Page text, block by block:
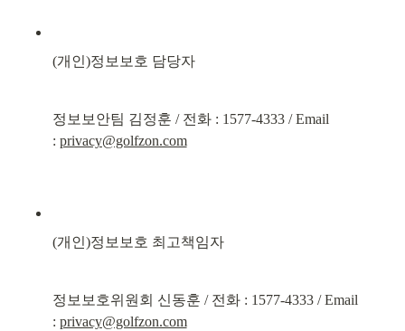
(개인)정보보호 담당자
정보보안팀 김정훈 / 전화 : 1577-4333 / Email
: privacy@golfzon.com
(개인)정보보호 최고책임자
정보보호위원회 신동훈 / 전화 : 1577-4333 / Email
: privacy@golfzon.com